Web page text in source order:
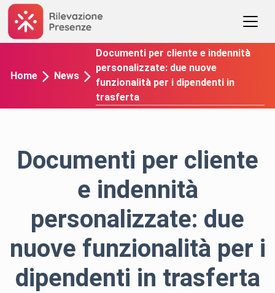
Home News
Documenti per cliente e indennità
personalizzate: due nuove
funzionalità per i dipendenti in
trasferta
Documenti per cliente
e indennità
personalizzate: due
nuove funzionalità per i
dipendenti in trasferta